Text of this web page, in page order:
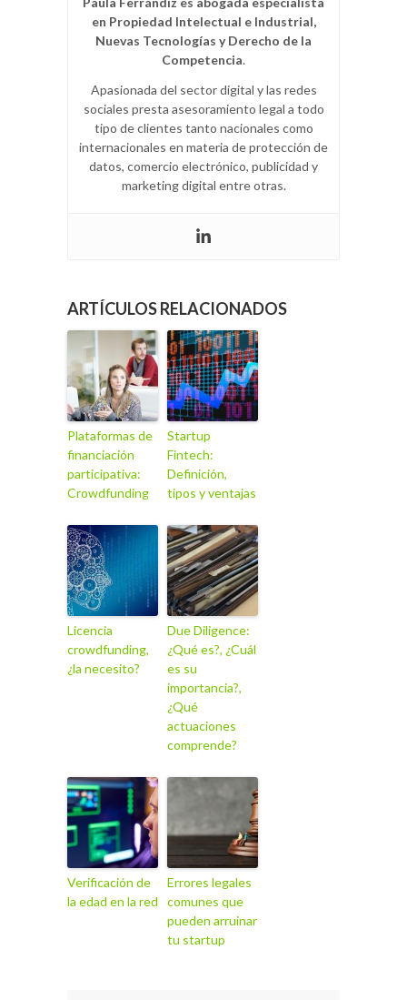
en Propiedad Intelectual e Industrial,
Nuevas Tecnologías y Derecho de la
Competencia.
Apasionada del sector digital y las redes
sociales presta asesoramiento legal a todo
tipo de clientes tanto nacionales como
internacionales en materia de protección de
datos, comercio electrónico, publicidad y
marketing digital entre otras.
ARTÍCULOS RELACIONADOS
Plataformas de
financiación
participativa:
Crowdfunding
Startup
Fintech:
Definición,
tipos y ventajas
Licencia
crowdfunding,
¿la necesito?
Due Diligence:
¿Qué es?, ¿Cuál
es su
importancia?,
¿Qué
actuaciones
comprende?
Verificación de
la edad en la red
Errores legales
comunes que
pueden arruinar
tu startup